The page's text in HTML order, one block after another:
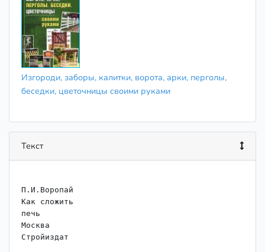
Изгороди, заборы, калитки, ворота, арки, перголы,
беседки, цветочницы своими руками
Текст
П.И.Воропай
Как сложить
печь
Москва
Стройиздат